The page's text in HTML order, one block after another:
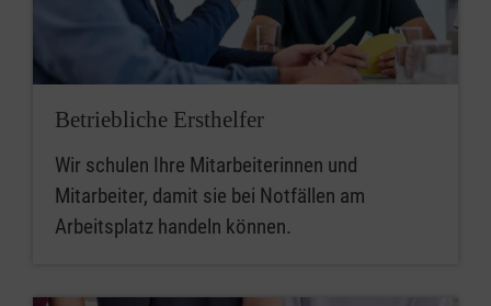
Betriebliche Ersthelfer
Wir schulen Ihre Mitarbeiterinnen und
Mitarbeiter, damit sie bei Notfällen am
Arbeitsplatz handeln können.